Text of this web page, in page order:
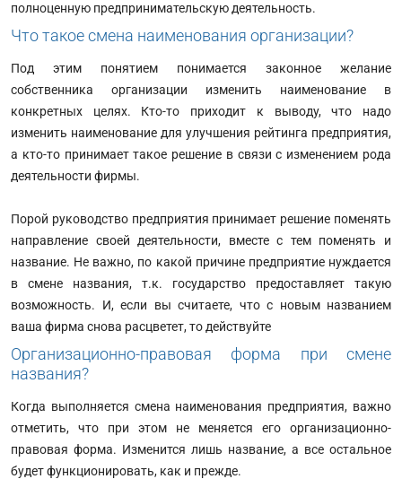
полноценную предпринимательскую деятельность.
Что такое смена наименования организации?
Под этим понятием понимается законное желание
собственника организации изменить наименование в
конкретных целях. Кто-то приходит к выводу, что надо
изменить наименование для улучшения рейтинга предприятия,
а кто-то принимает такое решение в связи с изменением рода
деятельности фирмы.
Порой руководство предприятия принимает решение поменять
направление своей деятельности, вместе с тем поменять и
название. Не важно, по какой причине предприятие нуждается
в смене названия, т.к. государство предоставляет такую
возможность. И, если вы считаете, что с новым названием
ваша фирма снова расцветет, то действуйте
Организационно-правовая форма при смене
названия?
Когда выполняется смена наименования предприятия, важно
отметить, что при этом не меняется его организационно-
правовая форма. Изменится лишь название, а все остальное
будет функционировать, как и прежде.